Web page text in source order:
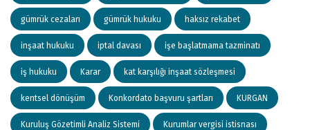
gümrük cezaları gümrük hukuku haksız rekabet
inşaat hukuku iptal davası işe başlatmama tazminatı
iş hukuku Karar kat karşılığı inşaat sözleşmesi
kentsel dönüşüm Konkordato başvuru şartları KURGAN
Kuruluş Gözetimli Analiz Sistemi Kurumlar vergisi istisnası